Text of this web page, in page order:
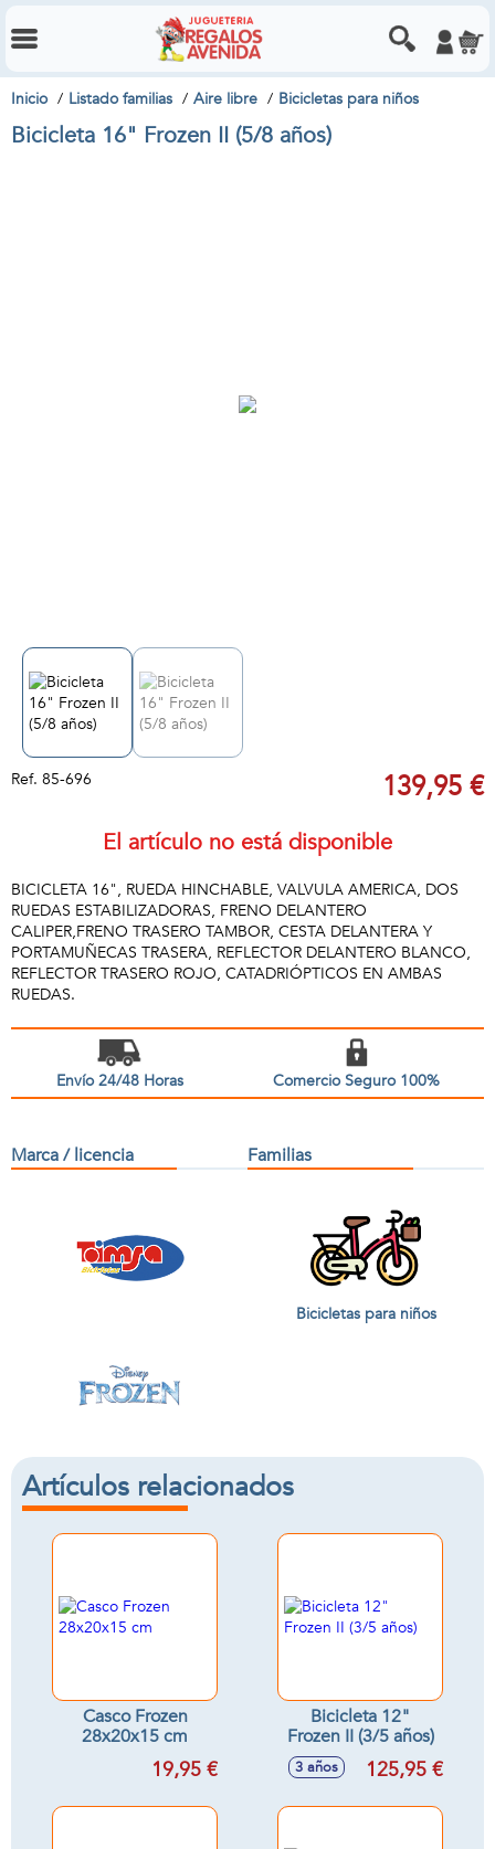
Inicio Listado familias Aire libre Bicicletas para niños
Bicicleta 16" Frozen II (5/8 años)
Ref. 85-696 139,95 €
El artículo no está disponible
BICICLETA 16", RUEDA HINCHABLE, VALVULA AMERICA, DOS
RUEDAS ESTABILIZADORAS, FRENO DELANTERO
CALIPER,FRENO TRASERO TAMBOR, CESTA DELANTERA Y
PORTAMUÑECAS TRASERA, REFLECTOR DELANTERO BLANCO,
REFLECTOR TRASERO ROJO, CATADRIÓPTICOS EN AMBAS
RUEDAS.
Envío 24/48 Horas Comercio Seguro 100%
Marca / licencia Familias
Bicicletas para niños
Artículos relacionados
Casco Frozen
28x20x15 cm
19,95 €
Bicicleta 12"
Frozen II (3/5 años)
3 años 125,95 €